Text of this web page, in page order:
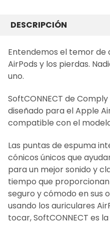
JUNTOS
SELECCIONAR
AÑADIR LO
SELECCIONADO
AL CARRITO
DESCRIPCIÓN
Entendemos el temor de
AirPods y los pierdas.
uno.
SoftCONNECT de
diseñado para el Apple
compatible con el
Las puntas de espuma
cónicos únicos que
para un mejor sonido y
tiempo que
seguro y cómodo en sus
usando los auriculares
tocar, SoftCONNECT es